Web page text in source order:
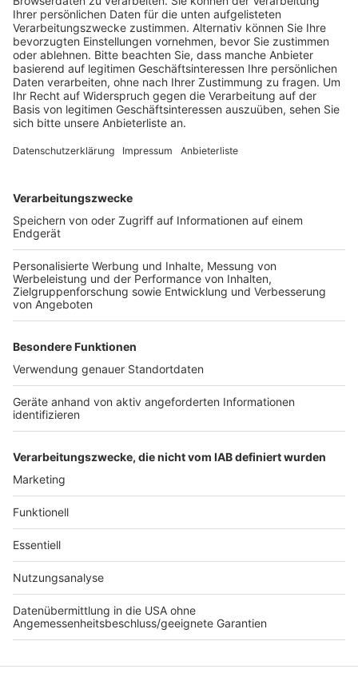
Anzeige
Ab jetzt neu: Unser Podcast zur Sendung hier auf
unserer Homepage und auf allen bekannten Podcast
Plattformen.
Anzeige
Die Tipps in der Übersicht:
Anzeige
2. Sendung: 25.11.2023: Orte zum Entspannen
3. Sendung: 09.12.2023: Weihnachtsmärkte & Co.
4. Sendung: 06.01.2023: Karneval
5. Sendung: 20.01.2023: Karneval
6. Sendung: 03.02.2023: Drehorte aus Filmen und
Serien
Anzeige
Anzeige